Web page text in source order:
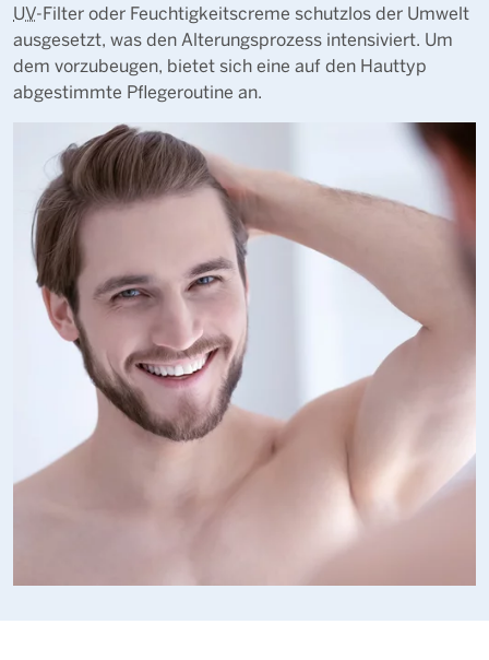
UV-Filter oder Feuchtigkeitscreme schutzlos der Umwelt
ausgesetzt, was den Alterungsprozess intensiviert. Um
dem vorzubeugen, bietet sich eine auf den Hauttyp
abgestimmte Pflegeroutine an.